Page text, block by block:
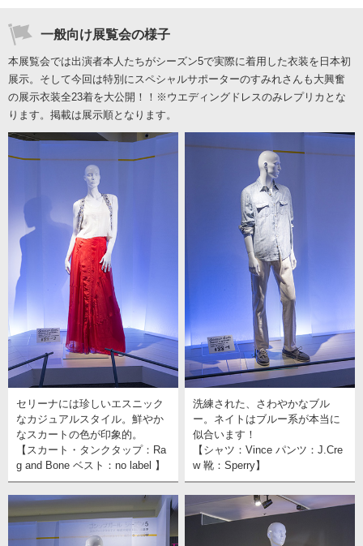
一般向け展覧会の様子
本展覧会では出演者本人たちがシーズン5で実際に着用した衣装を日本初
展示。そして今回は特別にスペシャルサポーターのすみれさんも大興奮
の展示衣装全23着を大公開！！※ウエディングドレスのみレプリカとな
ります。掲載は展示順となります。
セリーナには珍しいエスニック
なカジュアルスタイル。鮮やか
なスカートの色が印象的。
【スカート・タンクタップ：Ra
g and Bone ベスト：no label 】
洗練された、さわやかなブル
ー。ネイトはブルー系が本当に
似合います！
【シャツ：Vince パンツ：J.Cre
w 靴：Sperry】